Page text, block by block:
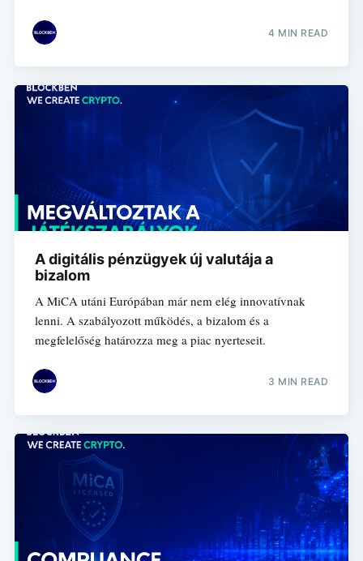
4 MIN READ
A digitális pénzügyek új valutája a
bizalom
A MiCA utáni Európában már nem elég innovatívnak
lenni. A szabályozott működés, a bizalom és a
megfelelőség határozza meg a piac nyerteseit.
3 MIN READ